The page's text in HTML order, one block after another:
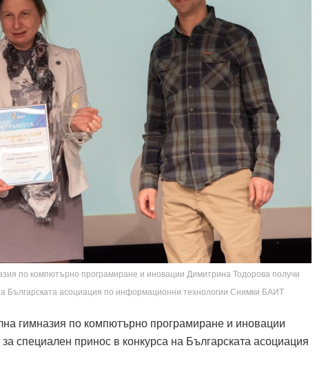
по компютърно програмиране и иновации Димитрина Тодорова получи
Българската асоциация по информационни технологии Снимки БАИТ
гимназия по компютърно програмиране и иновации
специален принос в конкурса на Българската асоциация